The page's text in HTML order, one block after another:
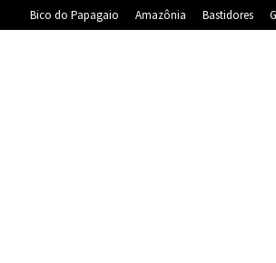
Bico do Papagaio Amazônia Bastidores